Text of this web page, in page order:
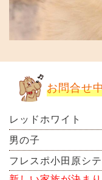
お問合せ
レッドホワイト
男の子
フレスポ小田原シ